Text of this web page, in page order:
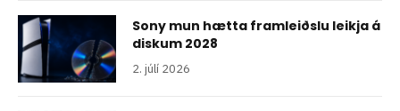
Sony mun hætta framleiðslu leikja á
diskum 2028
2. júlí 2026